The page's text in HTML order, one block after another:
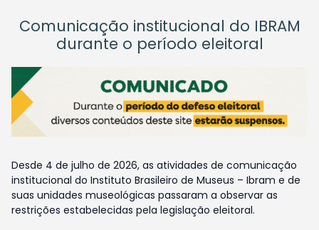
Comunicação institucional do IBRAM
durante o período eleitoral
Desde 4 de julho de 2026, as atividades de comunicação
institucional do Instituto Brasileiro de Museus – Ibram e de
suas unidades museológicas passaram a observar as
restrições estabelecidas pela legislação eleitoral.